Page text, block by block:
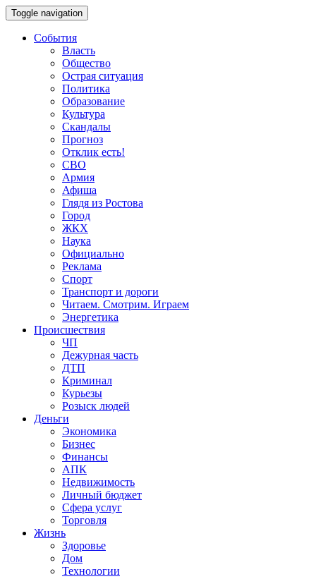
Toggle navigation
События
Власть
Общество
Острая ситуация
Политика
Образование
Культура
Скандалы
Прогноз
Отклик есть!
СВО
Армия
Афиша
Глядя из Ростова
Город
ЖКХ
Наука
Официально
Реклама
Спорт
Транспорт и дороги
Читаем. Смотрим. Играем
Энергетика
Происшествия
ЧП
Дежурная часть
ДТП
Криминал
Курьезы
Розыск людей
Деньги
Экономика
Бизнес
Финансы
АПК
Недвижимость
Личный бюджет
Сфера услуг
Торговля
Жизнь
Здоровье
Дом
Технологии